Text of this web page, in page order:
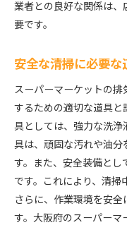
地域社会との
排気設備清掃で快
顧客の印象に
快適さを向上
買い物環境改
店舗のイメー
顧客満足度
スーパーマーケ
的な方法
業者との良好な関係は、
要です。
安全な清掃に必要な
スーパーマーケットの
するための適切な道具と
具としては、強力な洗浄
具は、頑固な汚れや油分
す。また、安全装備とし
です。これにより、清掃
さらに、作業環境を安
す。大阪府のスーパーマ